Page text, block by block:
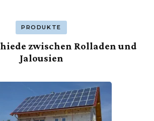
PRODUKTE
zwischen Rolladen und
Jalousien